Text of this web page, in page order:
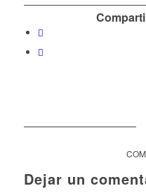
Dejar un